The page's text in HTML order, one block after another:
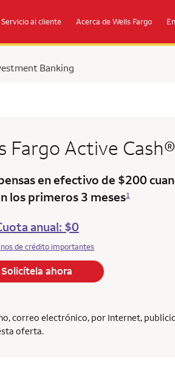
Servicio al cliente Acerca de Wells Fargo
Banking
Fargo Active Cash®
en efectivo de $200
los primeros 3 meses1
anual: $0
de crédito importantes
Solicítela ahora
correo electrónico, por Internet,
oferta.